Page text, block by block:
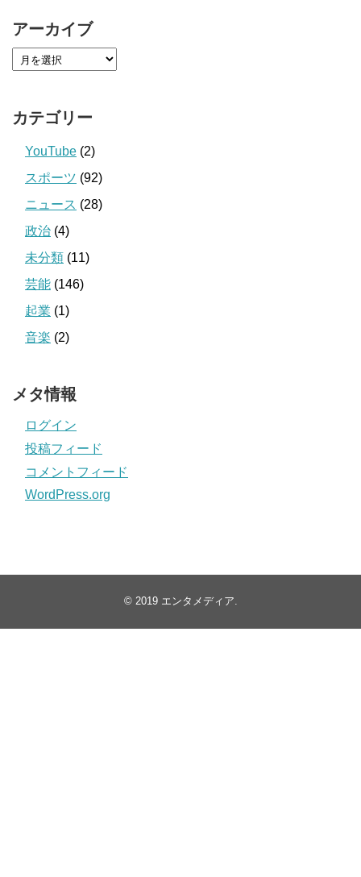
アーカイブ
カテゴリー
YouTube (2)
スポーツ (92)
ニュース (28)
政治 (4)
未分類 (11)
芸能 (146)
起業 (1)
音楽 (2)
メタ情報
ログイン
投稿フィード
コメントフィード
WordPress.org
© 2019 エンタメディア.